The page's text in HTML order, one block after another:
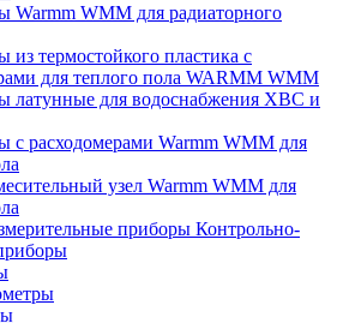
Warmm WMM для радиаторного
из термостойкого пластика с
для теплого пола WARMM WMM
латунные для водоснабжения ХВС и
с расходомерами Warmm WMM для
узел Warmm WMM для
Контрольно-